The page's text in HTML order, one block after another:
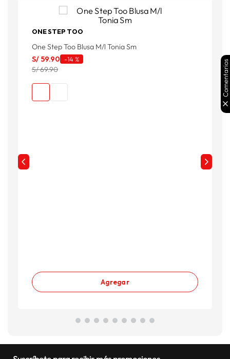
ONE STEP TOO
One Step Too Blusa M/l Tonia Sm
S/ 59.90 -14 %
S/ 69.90
Agregar
Comentarios